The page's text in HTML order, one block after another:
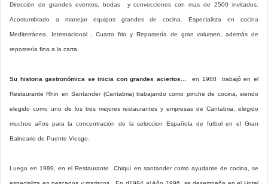
Dirección de grandes eventos, bodas y convecciones con mas de 2500 invitados.
Acostumbrado a manejar equipos grandes de cocina. Especialista en cocina
Mediterránea, Internacional , Cuarto frio y Repostería de gran volumen, además de
repostería fina a la carta.
Su historia gastronómica se inicia con grandes aciertos… en 1988 trabajó en el
Restaurante Rhin en Santander (Cantabria) trabajando como pinche de cocina, siendo
elegido como uno de los tres mejores restaurantes y empresas de Cantabria, elegido
muchos años para la concentración de la seleccion Española de futbol en el Gran
Balneario de Puente Viesgo.
Luego en 1989, en el Restaurante Chiqui en santander como ayudante de cocina, se